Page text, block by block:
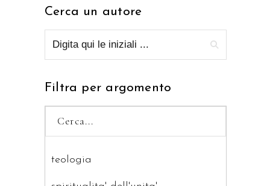
Cerca un autore
Filtra per argomento
teologia